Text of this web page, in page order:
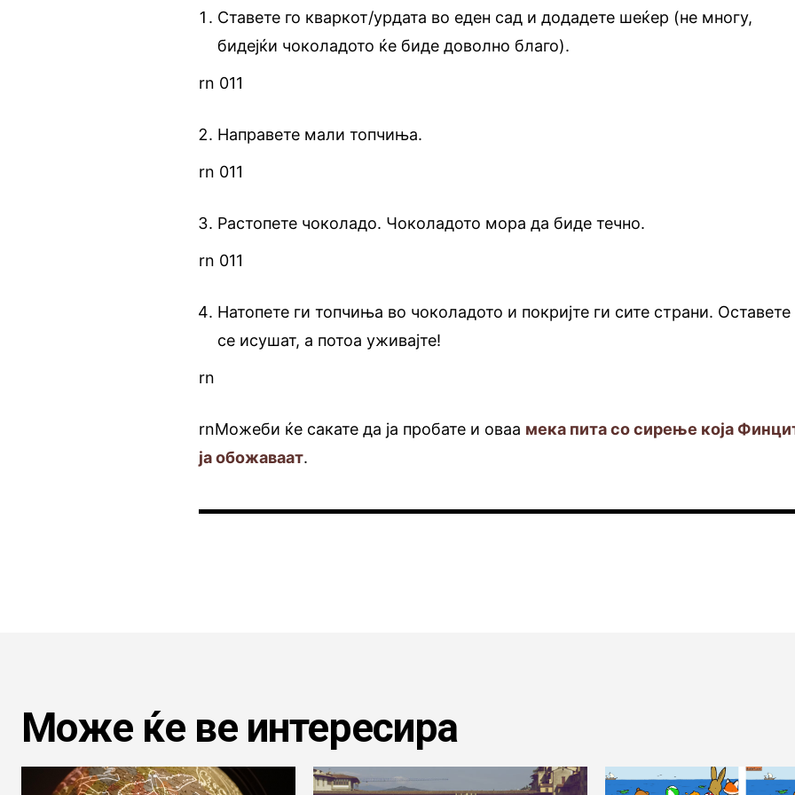
Ставете го кваркот/урдата во еден сад и додадете шеќер (не многу,
бидејќи чоколадото ќе биде доволно благо).
rn 011
Направете мали топчиња.
rn 011
Растопете чоколадо. Чоколадото мора да биде течно.
rn 011
Натопете ги топчиња во чоколадото и покријте ги сите страни. Оставете
се исушат, а потоа уживајте!
rn
rnМожеби ќе сакате да ја пробате и оваа мека пита со сирење која
ја обожаваат.
Може ќе ве интересира